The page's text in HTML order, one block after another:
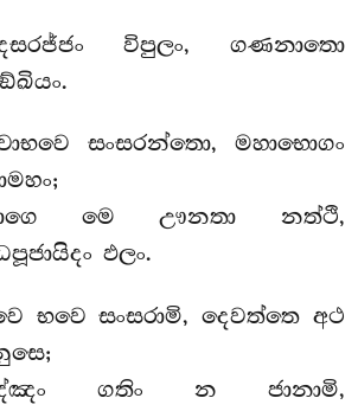
විපුලං, ගණනාතො
සංසරන්තො, මහාභොගං
මෙ ඌනතා නත්ථි,
ඵලං.
භවෙ සංසරාමි, දෙවත්තෙ අථ
ගතිං න ජානාමි,